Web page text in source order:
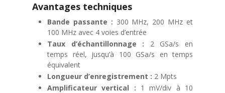
Avantages techniques
Bande passante : 300 MHz, 200 MHz et
100 MHz avec 4 voies d’entrée
Taux d’échantillonnage : 2 GSa/s en
temps réel, jusqu’à 100 GSa/s en temps
équivalent
Longueur d’enregistrement : 2 Mpts
Amplificateur vertical : 1 mV/div à 10